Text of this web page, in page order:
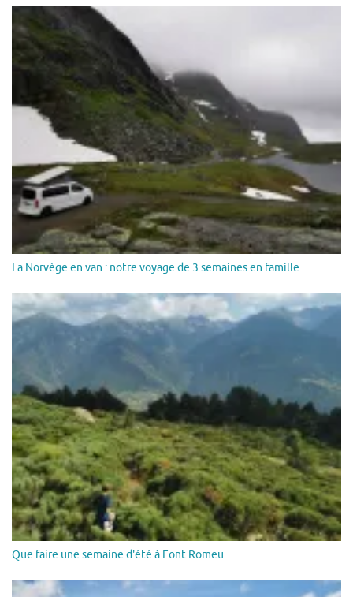
La Norvège en van : notre voyage de 3 semaines en famille
Que faire une semaine d'été à Font Romeu